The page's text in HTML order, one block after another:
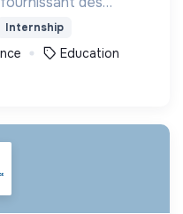
en soutenant les
partenariats
Internship
Education